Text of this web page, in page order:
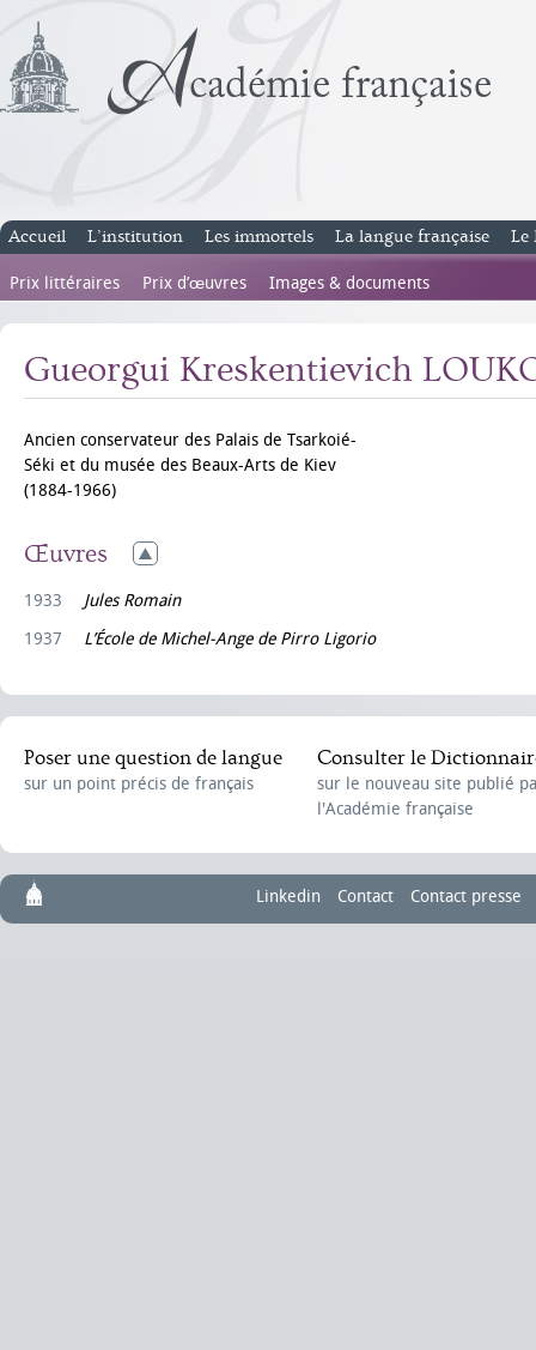
Accueil L’institution Les immortels La langue française Le
Prix littéraires Prix d’œuvres Images & documents
Gueorgui Kreskentievich
Ancien conservateur des Palais de Tsarkoié-
Séki et du musée des Beaux-Arts de Kiev
(1884-1966)
Œuvres
1933
Jules Romain
1937
L’École de Michel-Ange de Pirro Ligorio
Poser une question de langue
sur un point précis de français
Consulter le
sur le nouveau site publié
l'Académie française
Linkedin Contact Contact presse